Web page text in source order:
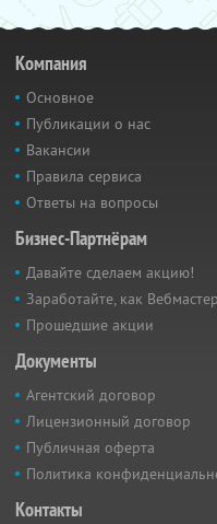
Компания
Основное
Публикации о нас
Вакансии
Правила сервиса
Ответы на вопросы
Бизнес-Партнёрам
Давайте сделаем акцию!
Заработайте, как Вебмастер
Прошедшие акции
Документы
Агентский договор
Лицензионный договор
Публичная оферта
Политика
Контакты